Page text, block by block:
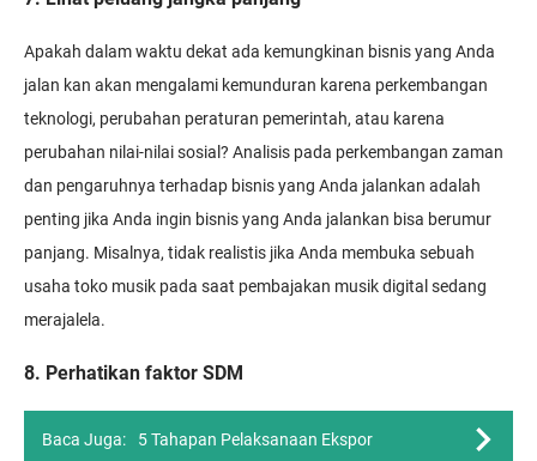
Apakah dalam waktu dekat ada kemungkinan bisnis yang Anda
jalan kan akan mengalami kemunduran karena perkembangan
teknologi, perubahan peraturan pemerintah, atau karena
perubahan nilai-nilai sosial? Analisis pada perkembangan zaman
dan pengaruhnya terhadap bisnis yang Anda jalankan adalah
penting jika Anda ingin bisnis yang Anda jalankan bisa berumur
panjang. Misalnya, tidak realistis jika Anda membuka sebuah
usaha toko musik pada saat pembajakan musik digital sedang
merajalela.
8. Perhatikan faktor SDM
Baca Juga: 5 Tahapan Pelaksanaan Ekspor